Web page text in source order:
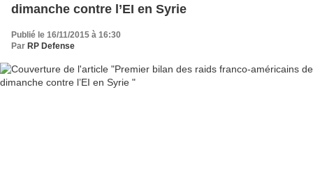
dimanche contre l’EI en Syrie
Publié le 16/11/2015 à 16:30
Par RP Defense